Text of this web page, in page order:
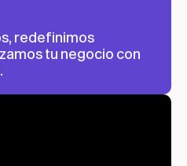
redefinimos
tu negocio con